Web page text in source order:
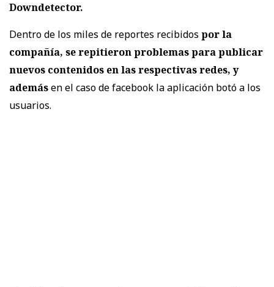
Downdetector.
Dentro de los miles de reportes recibidos por la
compañía, se repitieron problemas para publicar
nuevos contenidos en las respectivas redes, y
ademásen el caso de facebook la aplicación botó a los
usuarios.